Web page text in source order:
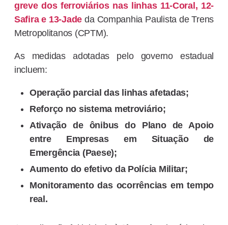
greve dos ferroviários nas linhas 11-Coral, 12-
Safira e 13-Jade da Companhia Paulista de Trens
Metropolitanos (CPTM).
As medidas adotadas pelo governo estadual
incluem:
Operação parcial das linhas afetadas;
Reforço no sistema metroviário;
Ativação de ônibus do Plano de Apoio
entre Empresas em Situação de
Emergência (Paese);
Aumento do efetivo da Polícia Militar;
Monitoramento das ocorrências em tempo
real.